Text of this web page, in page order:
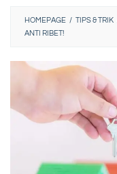
HOMEPAGE / TIPS & TRIK
ANTI RIBET!